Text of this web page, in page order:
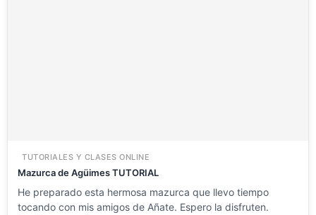
TUTORIALES Y CLASES ONLINE
Mazurca de Agüimes TUTORIAL
He preparado esta hermosa mazurca que llevo tiempo
tocando con mis amigos de Añate. Espero la disfruten.